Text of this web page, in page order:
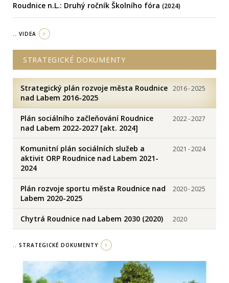
Roudnice n.L.: Druhý ročník Školního fóra (2024)
.. VIDEA
STRATEGICKÉ DOKUMENTY
Strategický plán rozvoje města Roudnice
nad Labem 2016-2025
2016-2025
Plán sociálního začleňování Roudnice
nad Labem 2022-2027 [akt. 2024]
2022-2027
Komunitní plán sociálních služeb a
aktivit ORP Roudnice nad Labem 2021-
2024
2021 -2024
Plán rozvoje sportu města Roudnice nad
Labem 2020-2025
2020-2025
Chytrá Roudnice nad Labem 2030 (2020) 2020
.. STRATEGICKÉ DOKUMENTY